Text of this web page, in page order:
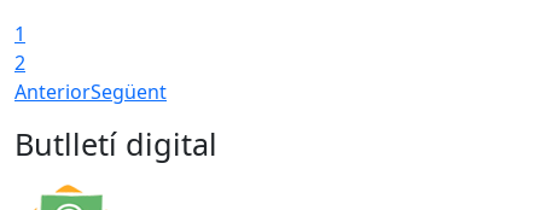
1
2
AnteriorSegüent
Butlletí digital